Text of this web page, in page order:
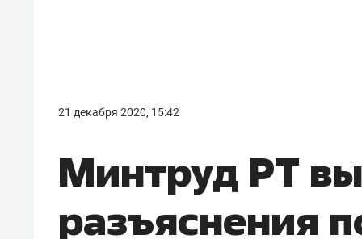
21 декабря 2020, 15:42
​Минтруд РТ
разъяснения
правил, бизнес может
потерять минимум